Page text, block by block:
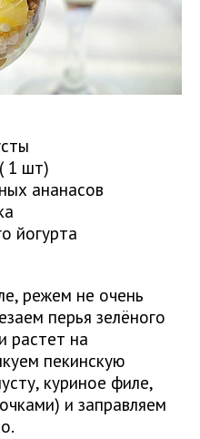
1 шт)
ананасов
йогурта
режем не очень
перья зелёного
растет на
пекинскую
куриное филе,
и заправляем